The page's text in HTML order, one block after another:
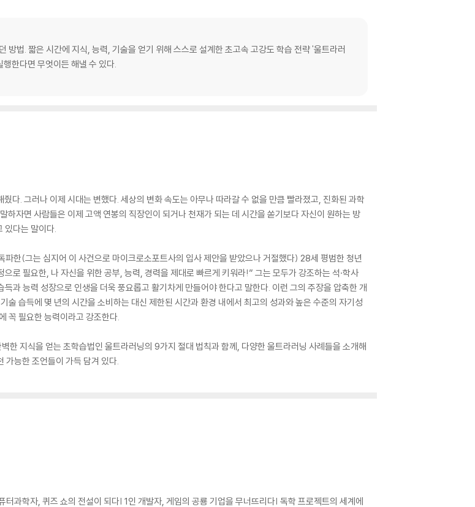
법. 짧은 시간에 지식, 능력, 기술을 얻기 위해 스스로 설계한 초고속 고강도 학습 전략 '울트라러
한다면 무엇이든 해낼 수 있다.
다. 그러나 이제 시대는 변했다. 세상의 변화 속도는 아무나 따라갈 수 없을 만큼 빨라졌고, 진화된 과학
하자면 사람들은 이제 고액 연봉의 직장인이 되거나 천재가 되는 데 시간을 쏟기보다 자신이 원하는 방
있다는 말이다.
한(그는 심지어 이 사건으로 마이크로소포트사의 입사 제안을 받았으나 거절했다) 28세 평범한 청년
필요한, 나 자신을 위한 공부, 능력, 경력을 제대로 빠르게 키워라!” 그는 모두가 강조하는 석·학사
과 능력 성장으로 인생을 더욱 풍요롭고 활기차게 만들어야 한다고 말한다. 이런 그의 주장을 압축한 개
습득에 몇 년의 시간을 소비하는 대신 제한된 시간과 환경 내에서 최고의 성과와 높은 수준의 자기성
꼭 필요한 능력이라고 강조한다.
한 지식을 얻는 초학습법인 울트라러닝의 9가지 절대 법칙과 함께, 다양한 울트라러닝 사례들을 소개해
가능한 조언들이 가득 담겨 있다.
과학자, 퀴즈 쇼의 전설이 되다| 1인 개발자, 게임의 공룡 기업을 무너뜨리다| 독학 프로젝트의 세계에